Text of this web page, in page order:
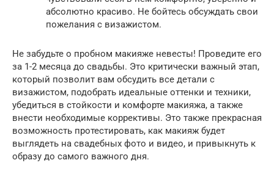
абсолютно красиво. Не бойтесь обсуждать свои
пожелания с визажистом.
Не забудьте о пробном макияже невесты! Проведите его
за 1-2 месяца до свадьбы. Это критически важный этап,
который позволит вам обсудить все детали с
визажистом, подобрать идеальные оттенки и техники,
убедиться в стойкости и комфорте макияжа, а также
внести необходимые коррективы. Это также прекрасная
возможность протестировать, как макияж будет
выглядеть на свадебных фото и видео, и привыкнуть к
образу до самого важного дня.